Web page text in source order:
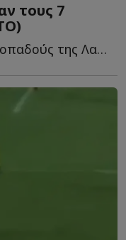
τους 7
Συγκινητική κίνηση από τους οπαδούς της Λανς για τα ε...